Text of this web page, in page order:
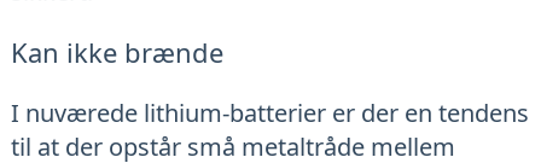
Kan ikke brænde
I nuværede lithium-batterier er der en tendens
til at der opstår små metaltråde mellem